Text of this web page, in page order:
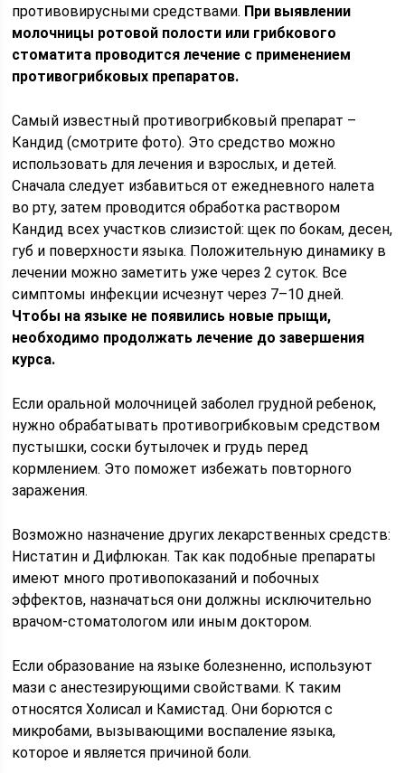
противовирусными средствами. При выявлении
молочницы ротовой полости или грибкового
стоматита проводится лечение с применением
противогрибковых препаратов.
Самый известный противогрибковый препарат –
Кандид (смотрите фото). Это средство можно
использовать для лечения и взрослых, и детей.
Сначала следует избавиться от ежедневного налета
во рту, затем проводится обработка раствором
Кандид всех участков слизистой: щек по бокам, десен,
губ и поверхности языка. Положительную динамику в
лечении можно заметить уже через 2 суток. Все
симптомы инфекции исчезнут через 7–10 дней.
Чтобы на языке не появились новые прыщи,
необходимо продолжать лечение до завершения
курса.
Если оральной молочницей заболел грудной ребенок,
нужно обрабатывать противогрибковым средством
пустышки, соски бутылочек и грудь перед
кормлением. Это поможет избежать повторного
заражения.
Возможно назначение других лекарственных средств:
Нистатин и Дифлюкан. Так как подобные препараты
имеют много противопоказаний и побочных
эффектов, назначаться они должны исключительно
врачом-стоматологом или иным доктором.
Если образование на языке болезненно, используют
мази с анестезирующими свойствами. К таким
относятся Холисал и Камистад. Они борются с
микробами, вызывающими воспаление языка,
которое и является причиной боли.